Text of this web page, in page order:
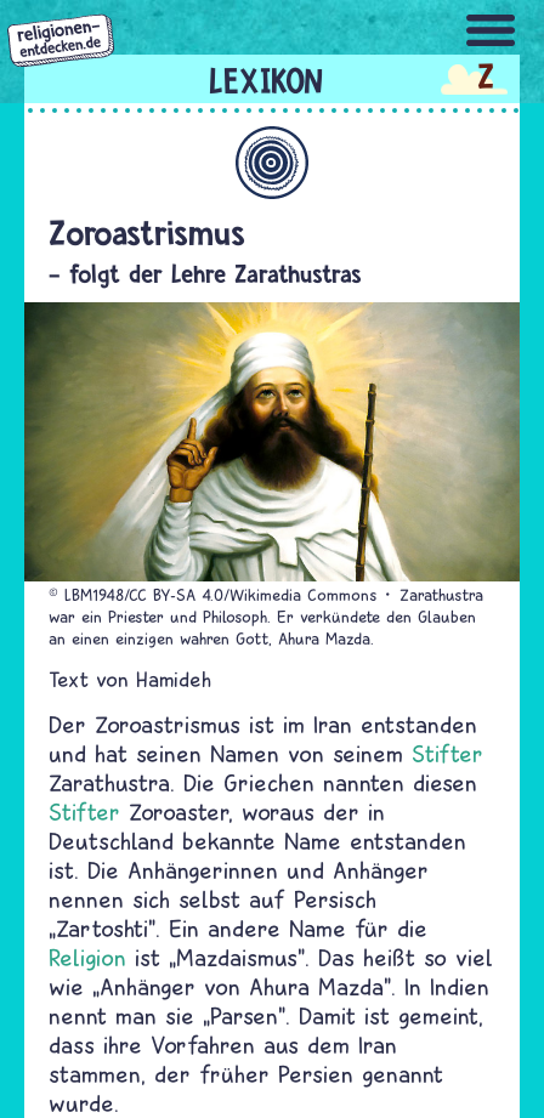
Direkt
zum
Inhalt
Z
Zoroastrismus
- folgt der Lehre Zarathustras
© LBM1948/CC BY-SA 4.0/Wikimedia Commons
Zarathustra
war ein Priester und Philosoph. Er verkündete den Glauben
an einen einzigen wahren Gott, Ahura Mazda.
Text von Hamideh
Der Zoroastrismus ist im Iran entstanden
und hat seinen Namen von seinem Stifter
Zarathustra. Die Griechen nannten diesen
Stifter Zoroaster, woraus der in
Deutschland bekannte Name entstanden
ist. Die Anhängerinnen und Anhänger
nennen sich selbst auf Persisch
„Zartoshti". Ein andere Name für die
Religion ist „Mazdaismus". Das heißt so viel
wie „Anhänger von Ahura Mazda". In Indien
nennt man sie „Parsen". Damit ist gemeint,
dass ihre Vorfahren aus dem Iran
stammen, der früher Persien genannt
wurde.